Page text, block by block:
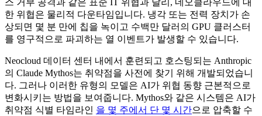
스 거부 공격과 같은 표준 IT 위협과 달리, 네오클라우드에 대
한 위협은 물리적 다운타임입니다. 냉각 또는 전력 장치가 손
상되면 몇 분 만에 칩을 녹이고 수백만 달러의 GPU 클러스터
를 영구적으로 파괴하는 열 이벤트가 발생할 수 있습니다.
Neocloud 데이터 센터 내에서 훈련되고 호스팅되는 Anthropic
의 Claude Mythos는 취약점을 사전에 찾기 위해 개발되었습니
다. 그러나 이러한 유형의 모델은 AI가 위협 동향 근본적으로
변화시키는 방법을 보여줍니다. Mythos와 같은 시스템은 AI가
취약점 식별 타임라인 을 몇 주에서 단 몇 시간으로 압축할 수